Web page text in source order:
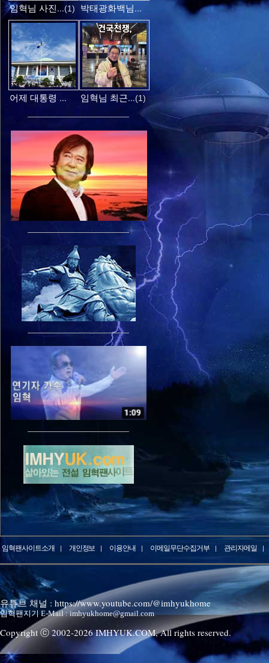
임혁님 사진...(1) 박태광화백님...
어제 대통령 ... 임혁님 최근...(1)
임혁팬사이트소개 개인정보 이용안내 이메일무단수집거부 관리자메일
유튜브 채널 : https://www.youtube.com/@imhyukhome
임혁팬지기 E-Mail : imhyukhome@gmail.com
Copyright ⓒ 2002-2026IMHYUK.COM,All rights reserved.